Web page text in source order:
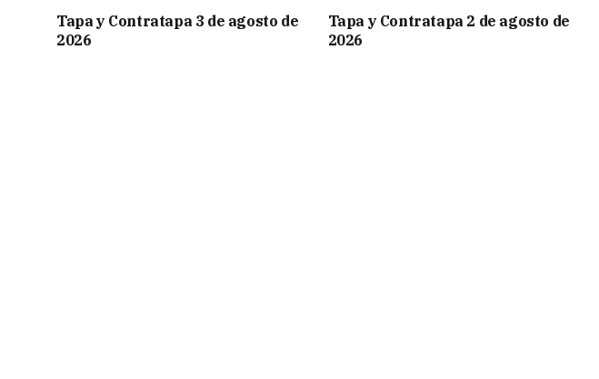
Tapa y Contratapa 3 de agosto de
2026
Tapa y Contratapa 2 de agosto de
2026